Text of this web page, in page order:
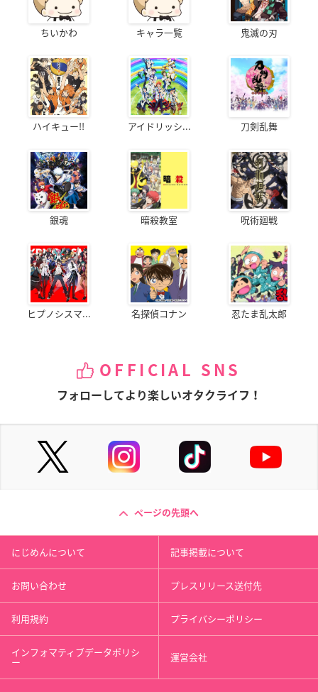
ちいかわ キャラ一覧 鬼滅の刃
ハイキュー!! アイドリッシ... 刀剣乱舞
銀魂 暗殺教室 呪術廻戦
ヒプノシスマ... 名探偵コナン 忍たま乱太郎
OFFICIAL SNS
フォローしてより楽しいオタクライフ！
ページの先頭へ
にじめんについて 記事掲載について
お問い合わせ プレスリリース送付先
利用規約 プライバシーポリシー
インフォマティブデータポリシ
ー 運営会社